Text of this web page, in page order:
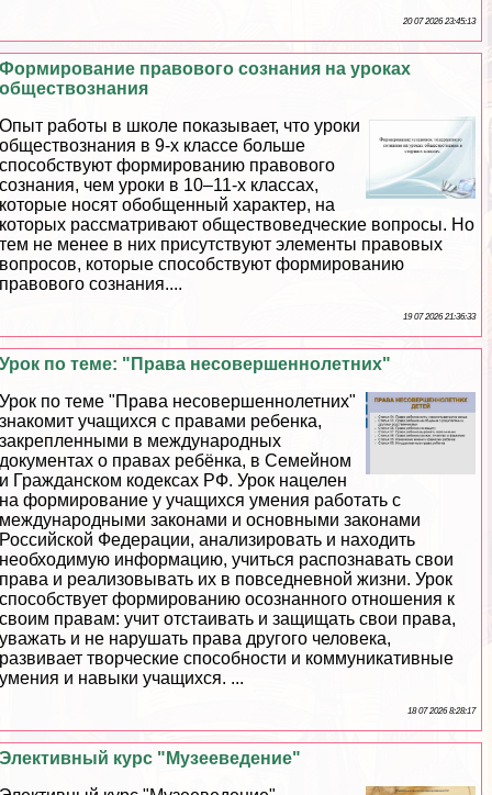
20 07 2026 23:45:13
Формирование правового сознания на уроках
обществознания
Опыт работы в школе показывает, что уроки
обществознания в 9-х классе больше
способствуют формированию правового
сознания, чем уроки в 10–11-х классах,
которые носят обобщенный хаpaктер, на
которых рассматривают обществоведческие вопросы. Но
тем не менее в них присутствуют элементы правовых
вопросов, которые способствуют формированию
правового сознания....
19 07 2026 21:36:33
Урок по теме: "Права несовершеннолетних"
Урок по теме "Права несовершеннолетних"
знакомит учащихся с правами ребенка,
закрепленными в международных
документах о правах ребёнка, в Семейном
и Гражданском кодексах РФ. Урок нацелен
на формирование у учащихся умения работать с
международными законами и основными законами
Российской Федерации, анализировать и находить
необходимую информацию, учиться распознавать свои
права и реализовывать их в повседневной жизни. Урок
способствует формированию осознанного отношения к
своим правам: учит отстаивать и защищать свои права,
уважать и не нарушать права другого человека,
развивает творческие способности и коммуникативные
умения и навыки учащихся. ...
18 07 2026 8:28:17
Элективный курс "Музееведение"